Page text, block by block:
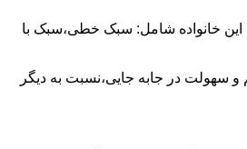
در اختیار دارد.متداول ترین گریدهای این خانواده شامل: سبک خطی،سبک با
سهولت در جابه جایی،نسبت به دیگر